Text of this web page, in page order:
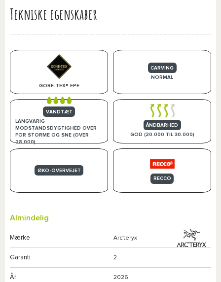
Tekniske egenskaber
GORE-TEX® EPE
CARVING
NORMAL
VANDTÆT
LANGVARIG
MODSTANDSDYGTIGHED OVER
FOR STORME OG SNE (OVER
28.000)
ÅNDBARHED
GOD (20.000 TIL 30.000)
ØKO-OVERVEJET
RECCO
Almindelig
Mærke Arc'teryx
Garanti 2
År 2026